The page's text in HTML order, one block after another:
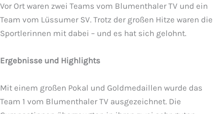
Vor Ort waren zwei Teams vom Blumenthaler TV und ein
Team vom Lüssumer SV. Trotz der großen Hitze waren die
Sportlerinnen mit dabei – und es hat sich gelohnt.
Ergebnisse und Highlights
Mit einem großen Pokal und Goldmedaillen wurde das
Team 1 vom Blumenthaler TV ausgezeichnet. Die